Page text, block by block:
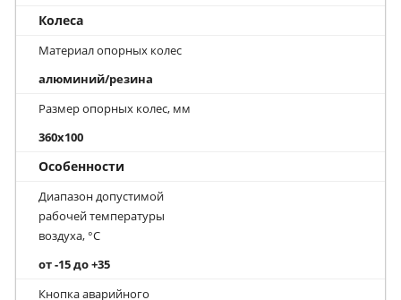
Колеса
Материал опорных колес
алюминий/резина
Размер опорных колес, мм
360x100
Особенности
Диапазон допустимой
рабочей температуры
воздуха, °С
от -15 до +35
Кнопка аварийного